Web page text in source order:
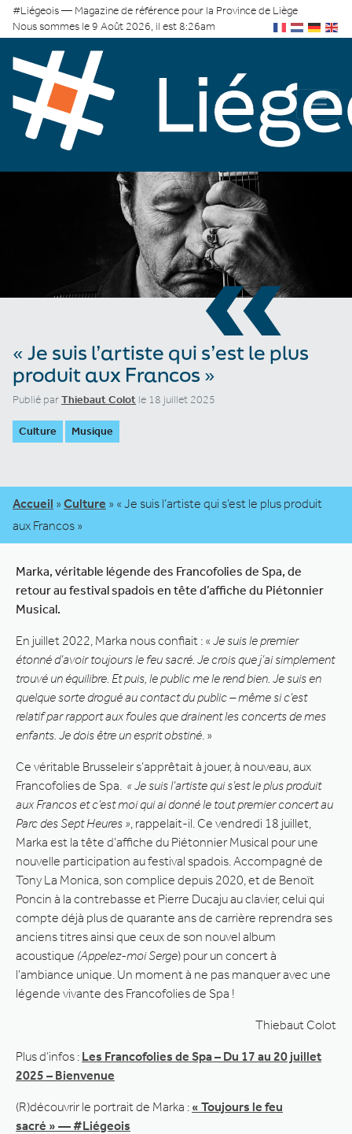
#Liégeois — Magazine de référence pour la Province de Liège
Nous sommes le 9 Août 2026, il est 8:26am
«
« Je suis l’artiste qui s’est le plus
produit aux Francos »
Publié parThiebaut Colot le 18 juillet 2025
Culture Musique
Accueil » Culture » « Je suis l’artiste qui s’est le plus produit
aux Francos »
Marka, véritable légende des Francofolies de Spa, de
retour au festival spadois en tête d’affiche du Piétonnier
Musical.
En juillet 2022, Marka nous confiait : « Je suis le premier
étonné d’avoir toujours le feu sacré. Je crois que j’ai simplement
trouvé un équilibre. Et puis, le public me le rend bien. Je suis en
quelque sorte drogué au contact du public – même si c’est
relatif par rapport aux foules que drainent les concerts de mes
enfants. Je dois être un esprit obstiné . »
Ce véritable Brusseleir s’apprêtait à jouer, à nouveau, aux
Francofolies de Spa. « Je suis l’artiste qui s’est le plus produit
aux Francos et c’est moi qui ai donné le tout premier concert au
Parc des Sept Heures » , rappelait-il. Ce vendredi 18 juillet,
Marka est la tête d’affiche du Piétonnier Musical pour une
nouvelle participation au festival spadois. Accompagné de
Tony La Monica, son complice depuis 2020, et de Benoït
Poncin à la contrebasse et Pierre Ducaju au clavier, celui qui
compte déjà plus de quarante ans de carrière reprendra ses
anciens titres ainsi que ceux de son nouvel album
acoustique (Appelez-moi Serge) pour un concert à
l’ambiance unique. Un moment à ne pas manquer avec une
légende vivante des Francofolies de Spa !
Thiebaut Colot
Plus d’infos : Les Francofolies de Spa – Du 17 au 20 juillet
2025 – Bienvenue
(R)découvrir le portrait de Marka : « Toujours le feu
sacré » — #Liégeois